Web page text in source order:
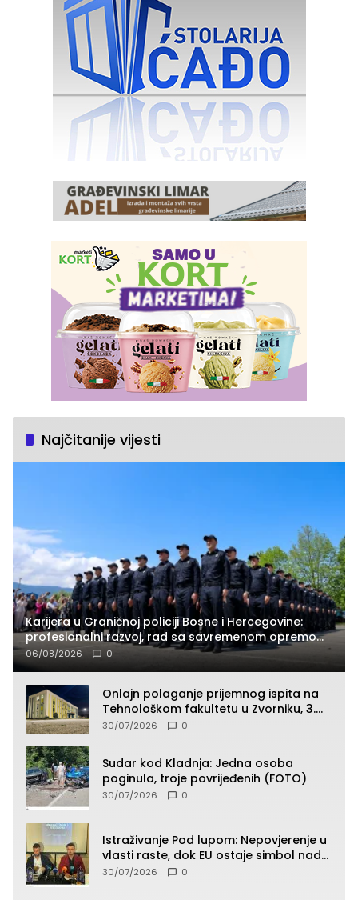
Najčitanije vijesti
Karijera u Graničnoj policiji Bosne i Hercegovine:
profesionalni razvoj, rad sa savremenom opremom
i služba građanima
06/08/2026 0
Onlajn polaganje prijemnog ispita na
Tehnološkom fakultetu u Zvorniku, 3.
septembra u 9.00 časova
30/07/2026 0
Sudar kod Kladnja: Jedna osoba
poginula, troje povrijeđenih (FOTO)
30/07/2026 0
Istraživanje Pod lupom: Nepovjerenje u
vlasti raste, dok EU ostaje simbol nade
građana
30/07/2026 0